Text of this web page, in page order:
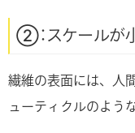
②：スケールが
繊維の表面には、人
ューティクルのよう